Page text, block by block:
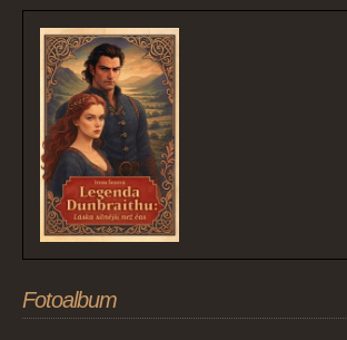
Fotoalbum